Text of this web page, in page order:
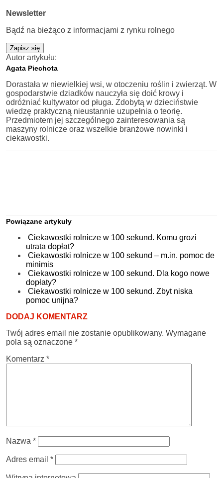
Newsletter
Bądź na bieżąco z informacjami z rynku rolnego
Zapisz się
Autor artykułu:
Agata Piechota
Dorastała w niewielkiej wsi, w otoczeniu roślin i zwierząt. W
gospodarstwie dziadków nauczyła się doić krowy i
odróżniać kultywator od pługa. Zdobytą w dzieciństwie
wiedzę praktyczną nieustannie uzupełnia o teorię.
Przedmiotem jej szczególnego zainteresowania są
maszyny rolnicze oraz wszelkie branżowe nowinki i
ciekawostki.
Powiązane artykuły
Ciekawostki rolnicze w 100 sekund. Komu grozi
utrata dopłat?
Ciekawostki rolnicze w 100 sekund – m.in. pomoc de
minimis
Ciekawostki rolnicze w 100 sekund. Dla kogo nowe
dopłaty?
Ciekawostki rolnicze w 100 sekund. Zbyt niska
pomoc unijna?
DODAJ KOMENTARZ
Twój adres email nie zostanie opublikowany. Wymagane
pola są oznaczone *
Komentarz *
Nazwa *
Adres email *